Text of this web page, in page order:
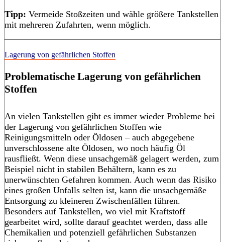
Tipp: Vermeide Stoßzeiten und wähle größere Tankstellen
mit mehreren Zufahrten, wenn möglich.
Lagerung von gefährlichen Stoffen
Problematische Lagerung von gefährlichen
Stoffen
An vielen Tankstellen gibt es immer wieder Probleme bei
der Lagerung von gefährlichen Stoffen wie
Reinigungsmitteln oder Öldosen – auch abgegebene
unverschlossene alte Öldosen, wo noch häufig Öl
rausfließt. Wenn diese unsachgemäß gelagert werden, zum
Beispiel nicht in stabilen Behältern, kann es zu
unerwünschten Gefahren kommen. Auch wenn das Risiko
eines großen Unfalls selten ist, kann die unsachgemäße
Entsorgung zu kleineren Zwischenfällen führen.
Besonders auf Tankstellen, wo viel mit Kraftstoff
gearbeitet wird, sollte darauf geachtet werden, dass alle
Chemikalien und potenziell gefährlichen Substanzen